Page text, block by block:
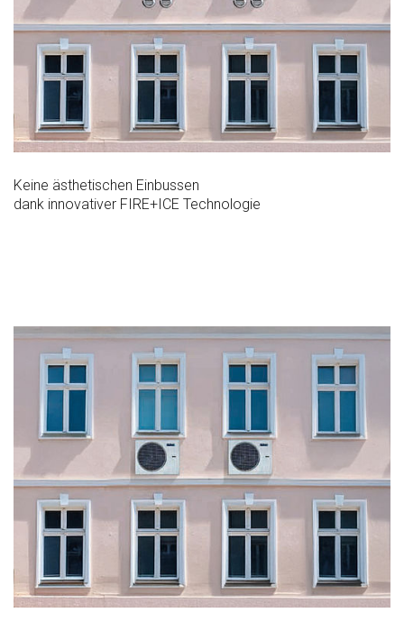
Keine ästhetischen Einbussen
dank innovativer FIRE+ICE Technologie